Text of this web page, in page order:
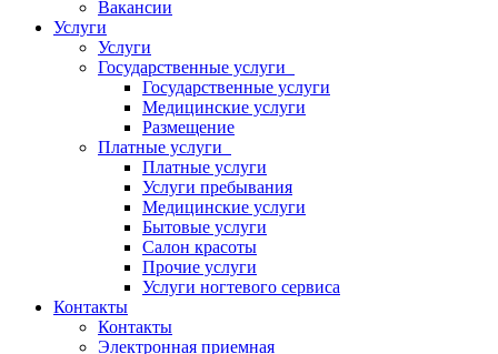
Вакансии
Услуги
Услуги
Государственные услуги
Государственные услуги
Медицинские услуги
Размещение
Платные услуги
Платные услуги
Услуги пребывания
Медицинские услуги
Бытовые услуги
Салон красоты
Прочие услуги
Услуги ногтевого сервиса
Контакты
Контакты
Электронная приемная